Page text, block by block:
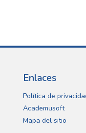
Enlaces
Política de
Academusoft
Mapa del sitio